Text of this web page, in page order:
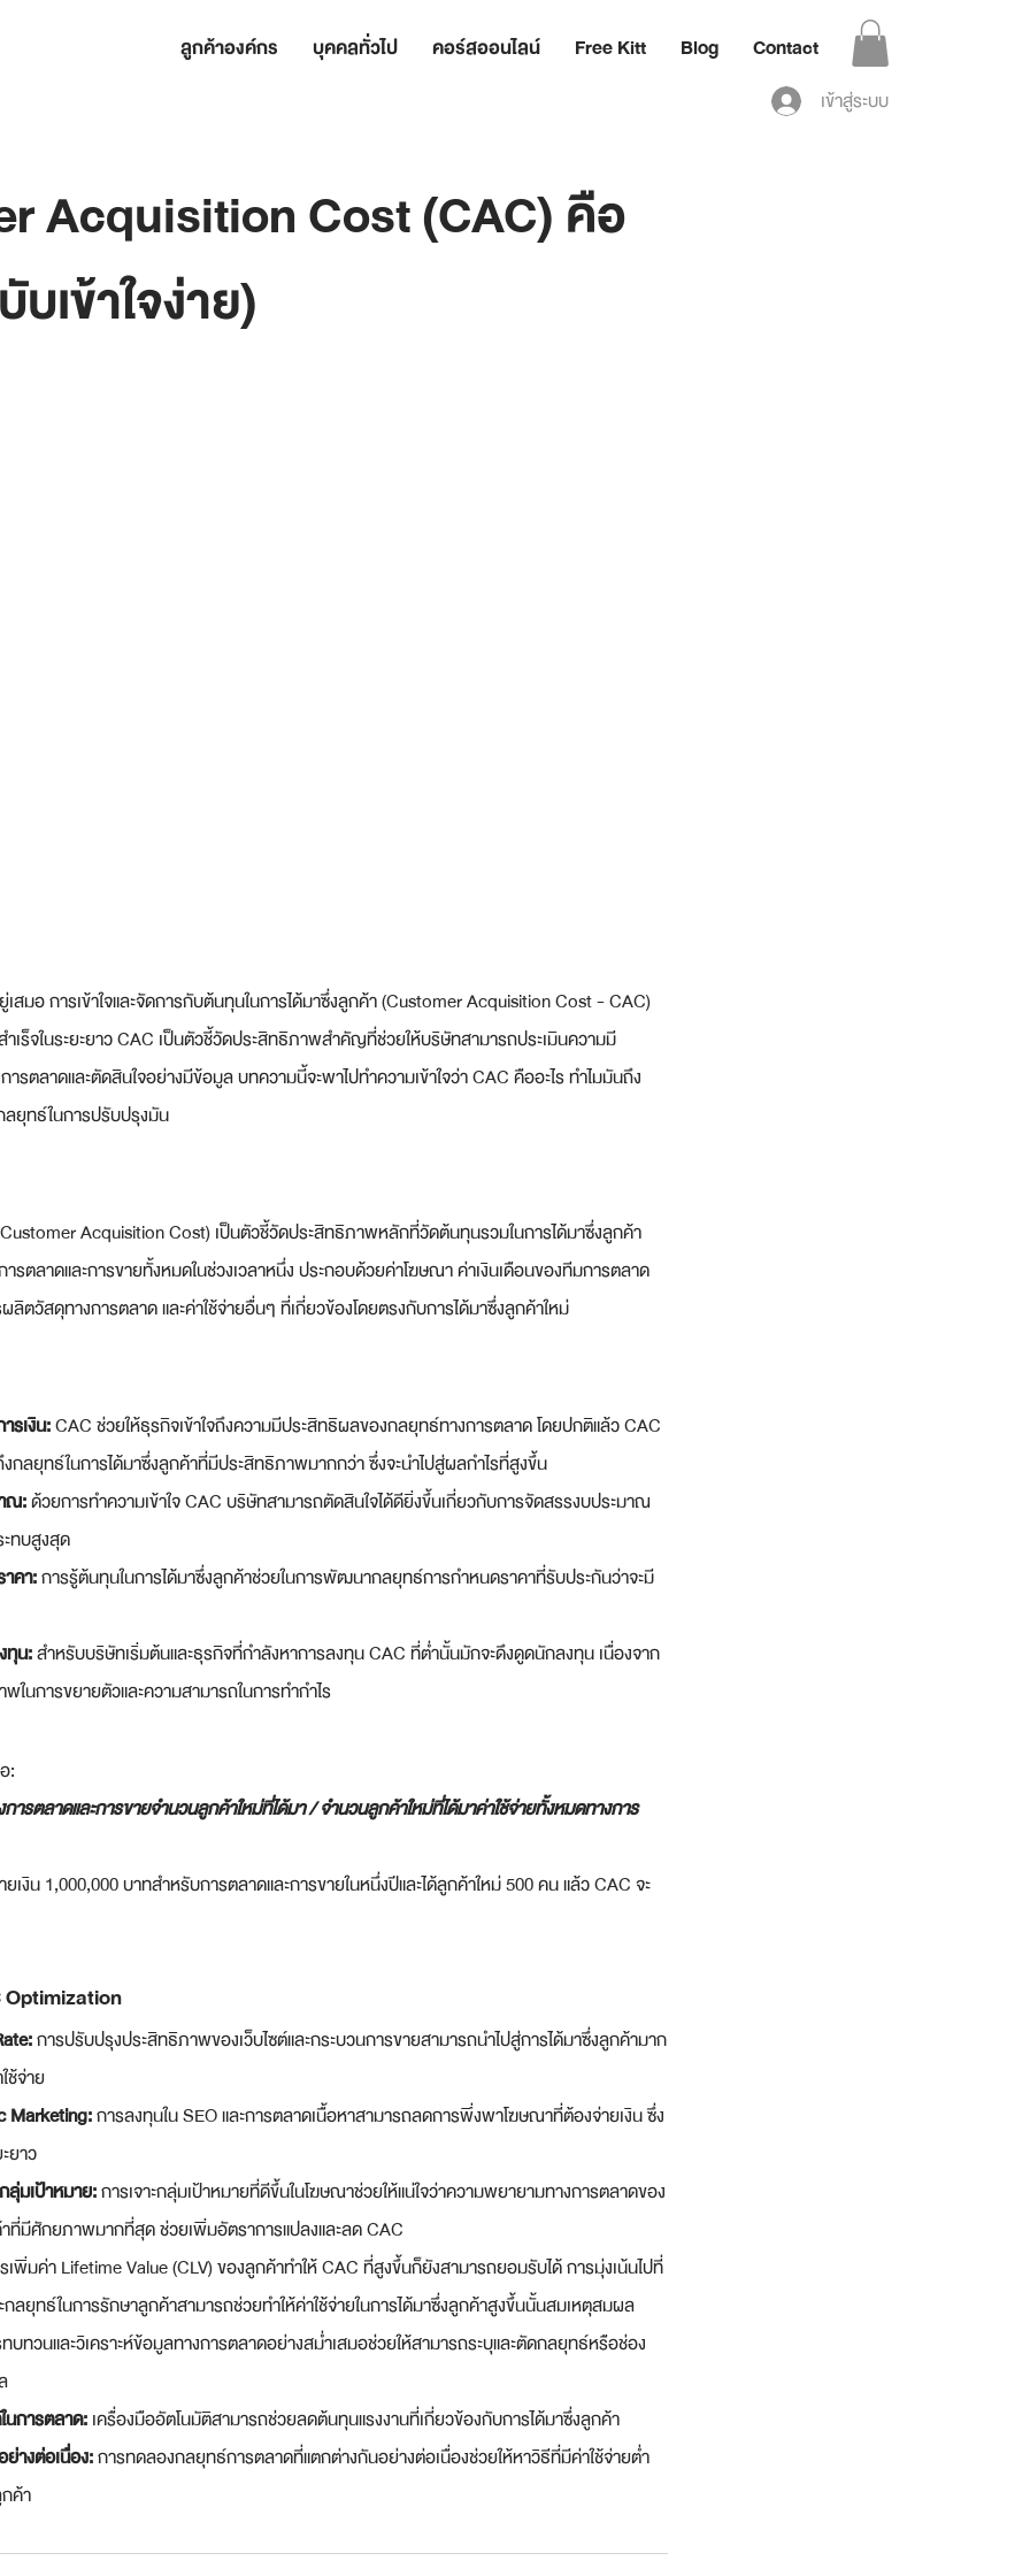
ลูกค้าองค์กร บุคคลทั่วไป คอร์สออนไลน์ Free Kitt Blog Contact
เข้าสู่ระบบ
Acquisition Cost (CAC) คือ
บเข้าใจง่าย)
เสมอ การเข้าใจและจัดการกับต้นทุนในการได้มาซึ่งลูกค้า (Customer Acquisition Cost - CAC)
ร็จในระยะยาว CAC เป็นตัวชี้วัดประสิทธิภาพสำคัญที่ช่วยให้บริษัทสามารถประเมินความมี
รตลาดและตัดสินใจอย่างมีข้อมูล บทความนี้จะพาไปทำความเข้าใจว่า CAC คืออะไร ทำไมมันถึง
ยุทธ์ในการปรับปรุงมัน
Acquisition Cost) เป็นตัวชี้วัดประสิทธิภาพหลักที่วัดต้นทุนรวมในการได้มาซึ่งลูกค้า
ารตลาดและการขายทั้งหมดในช่วงเวลาหนึ่ง ประกอบด้วยค่าโฆษณา ค่าเงินเดือนของทีมการตลาด
ผลิตวัสดุทางการตลาด และค่าใช้จ่ายอื่นๆ ที่เกี่ยวข้องโดยตรงกับการได้มาซึ่งลูกค้าใหม่
รเงิน: CAC ช่วยให้ธุรกิจเข้าใจถึงความมีประสิทธิผลของกลยุทธ์ทางการตลาด โดยปกติแล้ว CAC
กลยุทธ์ในการได้มาซึ่งลูกค้าที่มีประสิทธิภาพมากกว่า ซึ่งจะนำไปสู่ผลกำไรที่สูงขึ้น
ณ: ด้วยการทำความเข้าใจ CAC บริษัทสามารถตัดสินใจได้ดียิ่งขึ้นเกี่ยวกับการจัดสรรงบประมาณ
ทบสูงสุด
คา: การรู้ต้นทุนในการได้มาซึ่งลูกค้าช่วยในการพัฒนากลยุทธ์การกำหนดราคาที่รับประกันว่าจะมี
ทุน: สำหรับบริษัทเริ่มต้นและธุรกิจที่กำลังหาการลงทุน CAC ที่ต่ำนั้นมักจะดึงดูดนักลงทุน เนื่องจาก
นการขยายตัวและความสามารถในการทำกำไร
:
ารตลาดและการขายจำนวนลูกค้าใหม่ที่ได้มา / จำนวนลูกค้าใหม่ที่ได้มาค่าใช้จ่ายทั้งหมดทางการ
เงิน 1,000,000 บาทสำหรับการตลาดและการขายในหนึ่งปีและได้ลูกค้าใหม่ 500 คน แล้ว CAC จะ
การปรับปรุงประสิทธิภาพของเว็บไซต์และกระบวนการขายสามารถนำไปสู่การได้มาซึ่งลูกค้ามาก
ช้จ่าย
Marketing: การลงทุนใน SEO และการตลาดเนื้อหาสามารถลดการพึ่งพาโฆษณาที่ต้องจ่ายเงิน ซึ่ง
ยาว
ลุ่มเป้าหมาย: การเจาะกลุ่มเป้าหมายที่ดีขึ้นในโฆษณาช่วยให้แน่ใจว่าความพยายามทางการตลาดของ
ที่มีศักยภาพมากที่สุด ช่วยเพิ่มอัตราการแปลงและลด CAC
เพิ่มค่า Lifetime Value (CLV) ของลูกค้าทำให้ CAC ที่สูงขึ้นก็ยังสามารถยอมรับได้ การมุ่งเน้นไปที่
ลยุทธ์ในการรักษาลูกค้าสามารถช่วยทำให้ค่าใช้จ่ายในการได้มาซึ่งลูกค้าสูงขึ้นนั้นสมเหตุสมผล
บทวนและวิเคราะห์ข้อมูลทางการตลาดอย่างสม่ำเสมอช่วยให้สามารถระบุและตัดกลยุทธ์หรือช่อง
นการตลาด: เครื่องมืออัตโนมัติสามารถช่วยลดต้นทุนแรงงานที่เกี่ยวข้องกับการได้มาซึ่งลูกค้า
างต่อเนื่อง: การทดลองกลยุทธ์การตลาดที่แตกต่างกันอย่างต่อเนื่องช่วยให้หาวิธีที่มีค่าใช้จ่ายต่ำ
ค้า